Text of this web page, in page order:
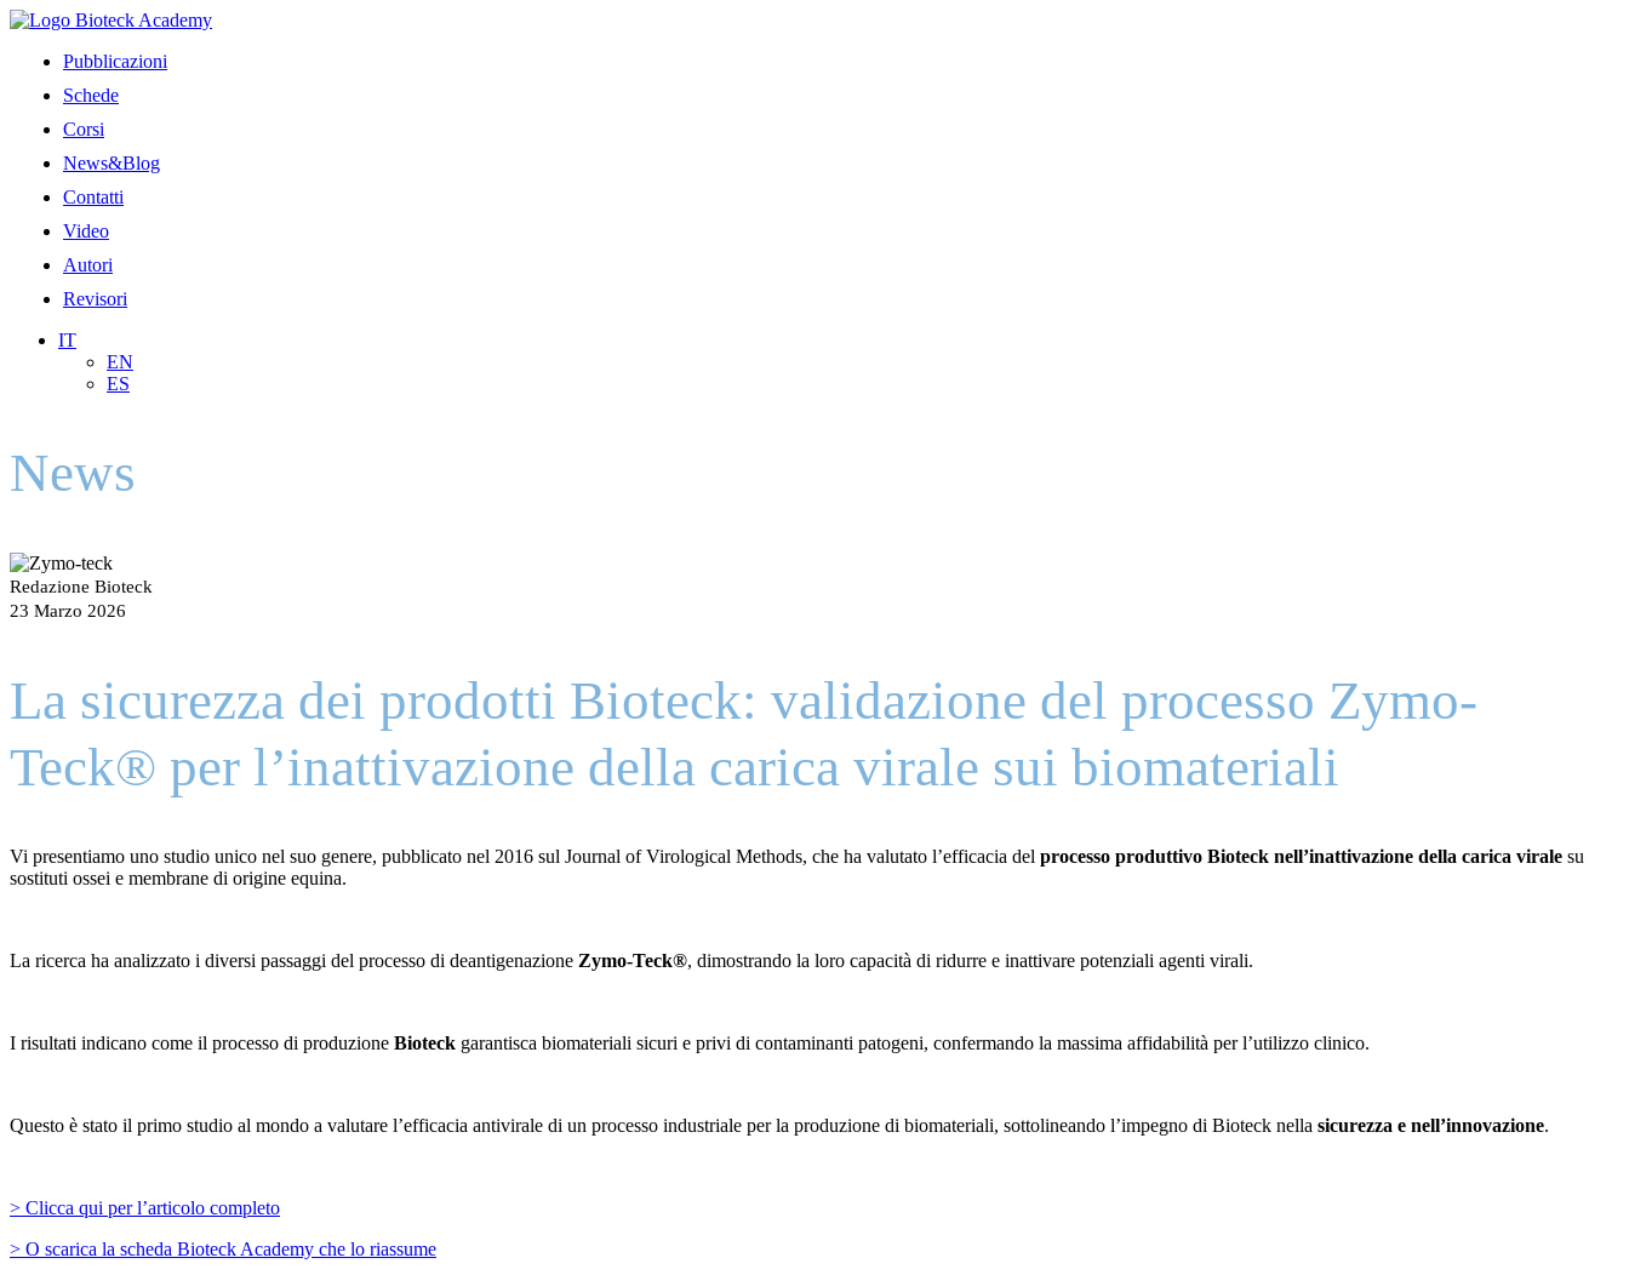
Pubblicazioni
Schede
Corsi
News&Blog
Contatti
Video
Autori
Revisori
IT
EN
ES
News
Redazione Bioteck
23 Marzo 2026
La sicurezza dei prodotti Bioteck: validazione del processo Zymo-
Teck® per l’inattivazione della carica virale sui biomateriali
Vi presentiamo uno studio unico nel suo genere, pubblicato nel 2016 sul Journal of Virological Methods, che ha valutato l’efficacia del processo produttivo Bioteck nell’inattivazione della carica virale su
sostituti ossei e membrane di origine equina.
La ricerca ha analizzato i diversi passaggi del processo di deantigenazione Zymo-Teck®, dimostrando la loro capacità di ridurre e inattivare potenziali agenti virali.
I risultati indicano come il processo di produzione Bioteck garantisca biomateriali sicuri e privi di contaminanti patogeni, confermando la massima affidabilità per l’utilizzo clinico.
Questo è stato il primo studio al mondo a valutare l’efficacia antivirale di un processo industriale per la produzione di biomateriali, sottolineando l’impegno di Bioteck nella sicurezza e nell’innovazione.
> Clicca qui per l’articolo completo
> O scarica la scheda Bioteck Academy che lo riassume